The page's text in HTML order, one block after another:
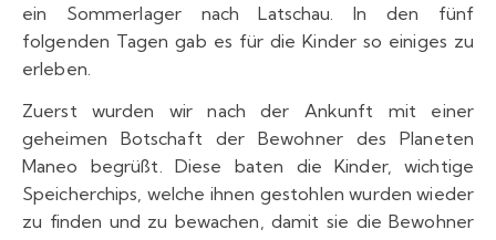
ein Sommerlager nach Latschau. In den fünf
folgenden Tagen gab es für die Kinder so einiges zu
erleben.
Zuerst wurden wir nach der Ankunft mit einer
geheimen Botschaft der Bewohner des Planeten
Maneo begrüßt. Diese baten die Kinder, wichtige
Speicherchips, welche ihnen gestohlen wurden wieder
zu finden und zu bewachen, damit sie die Bewohner